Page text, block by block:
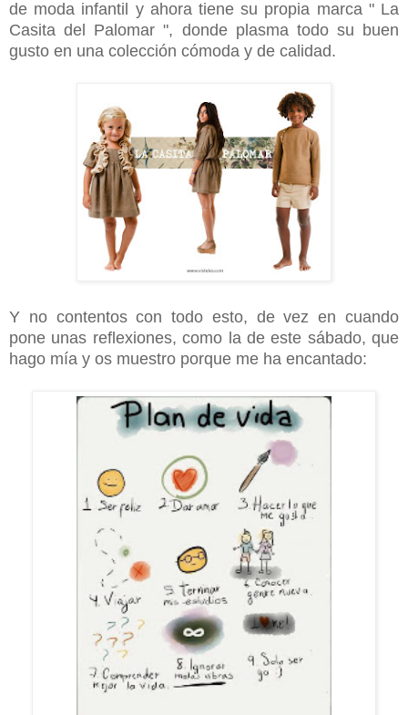
de moda infantil y ahora tiene su propia marca " La
Casita del Palomar ", donde plasma todo su buen
gusto en una colección cómoda y de calidad.
Y no contentos con todo esto, de vez en cuando
pone unas reflexiones, como la de este sábado, que
hago mía y os muestro porque me ha encantado: